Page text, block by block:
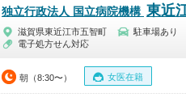
独立行政法人 国立病院機構 東近
滋賀県東近江市五智町 駐車場あり
電子処方せん対応
朝（8:30〜） 女医在籍